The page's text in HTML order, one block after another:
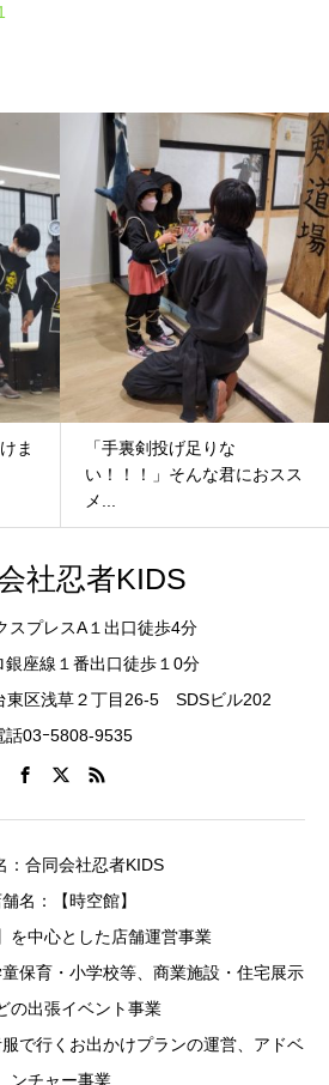
ま
「手裏剣投げ足りな
い！！！」そんな君におスス
メ...
社忍者KIDS
スプレスA１出口徒歩4分
銀座線１番出口徒歩１0分
区浅草２丁目26-5 SDSビル202
話03ｰ5808-9535
：合同会社忍者KIDS
舗名：【時空館】
を中心とした店舗運営事業
童保育・小学校等、商業施設・住宅展示
の出張イベント事業
服で行くお出かけプランの運営、アドベ
ンチャー事業